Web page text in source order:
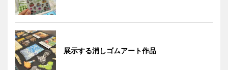
展示する消しゴムアート作品